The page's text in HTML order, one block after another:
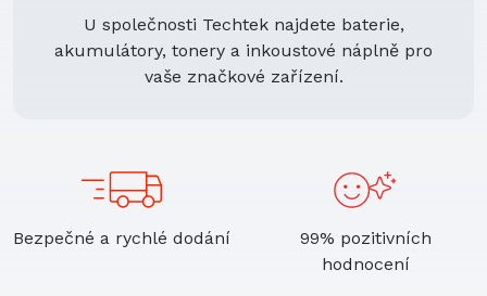
U společnosti Techtek najdete baterie,
akumulátory, tonery a inkoustové náplně pro
vaše značkové zařízení.
Bezpečné a rychlé dodání
99% pozitivních
hodnocení